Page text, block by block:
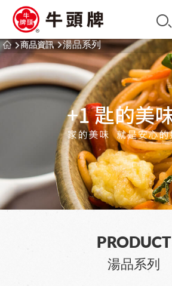
商品資訊 湯品系列
PRODUCT
湯品系列